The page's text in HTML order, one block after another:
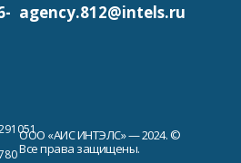
agency.812@intels.ru
ООО «АИС ИНТЭЛС» — 2024. ©
Все права защищены.